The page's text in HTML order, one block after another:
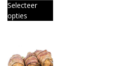
Selecteer
opties